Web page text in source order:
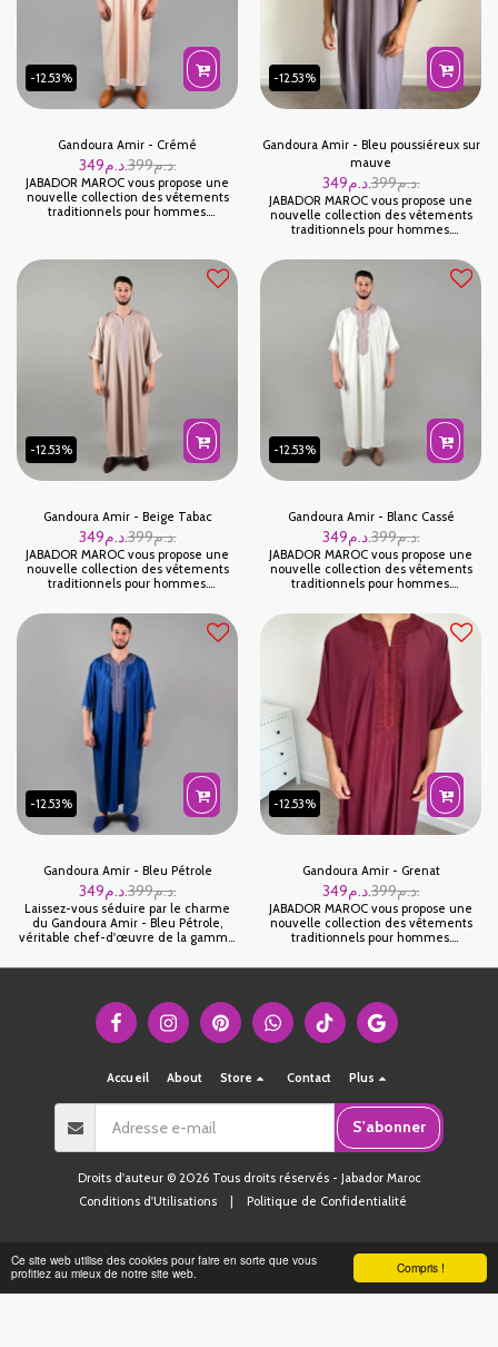
Compris !
Ce site web utilise des cookies pour faire en sorte que vous
profitiez au mieux de notre site web.
-12.53%
Gandoura Amir - Crémé
399 د.م. 349 د.م.
JABADOR MAROC vous propose une
nouvelle collection des vêtements
traditionnels pour hommes.
-12.53%
Gandoura Amir - Bleu poussiéreux sur
mauve
399 د.م. 349 د.م.
JABADOR MAROC vous propose une
nouvelle collection des vêtements
traditionnels pour hommes.
Gandoura pour célébrer vos fêtes et
occasions familials . Haute finition!
-12.53%
Gandoura Amir - Beige Tabac
399 د.م. 349 د.م.
JABADOR MAROC vous propose une
nouvelle collection des vêtements
traditionnels pour hommes.
Gandoura pour célébrer vos fêtes et
occasions familials . Haute finition!
-12.53%
Gandoura Amir - Blanc Cassé
399 د.م. 349 د.م.
JABADOR MAROC vous propose une
nouvelle collection des vêtements
traditionnels pour hommes.
Gandoura pour célébrer vos fêtes et
occasions familials . Haute finition!
-12.53%
Gandoura Amir - Bleu Pétrole
399 د.م. 349 د.م.
Laissez-vous séduire par le charme
du Gandoura Amir - Bleu Pétrole,
véritable chef-d'œuvre de la gamme
profond de ce vêtement évoque un
polyvalent pour diverses occasions.
Faites une impression durable avec
cette pièce exquise qui incarne
-12.53%
Gandoura Amir - Grenat
399 د.م. 349 د.م.
JABADOR MAROC vous propose une
nouvelle collection des vêtements
traditionnels pour hommes.
Gandoura pour célébrer vos fêtes et
Accueil About Store Contact Plus
S'abonner
Droits d'auteur © 2026 Tous droits réservés - Jabador Maroc
Conditions d'Utilisations| Politique de Confidentialité